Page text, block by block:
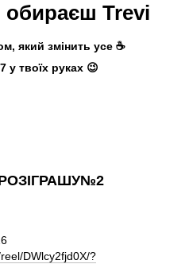
Trevi
який змінить усе ☕
у твоїх руках 😉
DWlcy2fjd0X/?